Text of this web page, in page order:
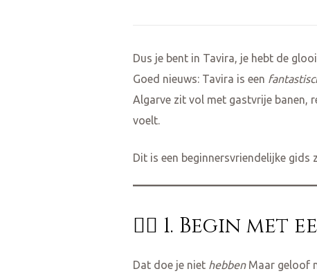
Dus je bent in Tavira, je hebt de
Goed nieuws: Tavira is een
Algarve zit vol met gastvrije banen,
voelt.
Dit is een beginnersvriendelijke
🏌️‍♂️ 1. Begin met
Dat doe je niet hebbenMaar geloof